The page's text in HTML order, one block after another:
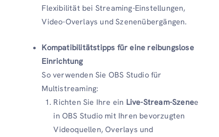
Flexibilität bei Streaming-Einstellungen,
Video-Overlays und Szenenübergängen.
Kompatibilitätstipps für eine reibungslose
Einrichtung
So verwenden Sie OBS Studio für
Multistreaming:
Richten Sie Ihre ein Live-Stream-Szenee
in OBS Studio mit Ihren bevorzugten
Videoquellen, Overlays und